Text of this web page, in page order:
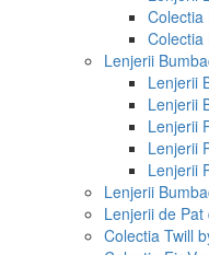
Colectia
Colectia
Lenjerii
Lenjerii
Lenjerii
Lenjerii
Lenjerii
Lenjerii
Lenjerii
Lenjerii de
Colectia Twill